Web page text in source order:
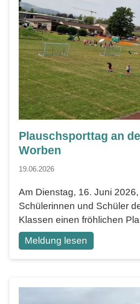
Plauschsporttag an
Worben
19.06.2026
Am Dienstag, 16. Juni
Schülerinnen und Schüler
Klassen einen fröhlichen
Meldung lesen